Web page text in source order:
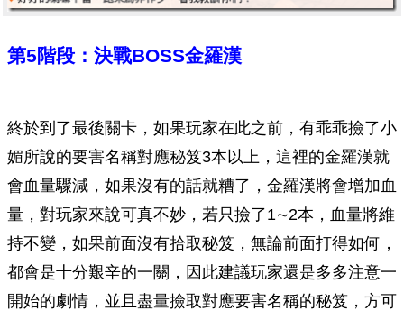
第5階段：決戰BOSS金羅漢
終於到了最後關卡，如果玩家在此之前，有乖乖撿了小
媚所說的要害名稱對應秘笈3本以上，這裡的金羅漢就
會血量驟減，如果沒有的話就糟了，金羅漢將會增加血
量，對玩家來說可真不妙，若只撿了1∼2本，血量將維
持不變，如果前面沒有拾取秘笈，無論前面打得如何，
都會是十分艱辛的一關，因此建議玩家還是多多注意一
開始的劇情，並且盡量撿取對應要害名稱的秘笈，方可